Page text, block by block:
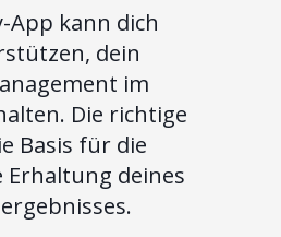
App kann dich
dein
im
Die richtige
Basis für die
deines